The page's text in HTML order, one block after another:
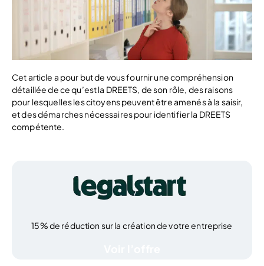
Cet article a pour but de vous fournir une compréhension
détaillée de ce qu’est la DREETS, de son rôle, des raisons
pour lesquelles les citoyens peuvent être amenés à la saisir,
et des démarches nécessaires pour identifier la DREETS
compétente.
15% de réduction sur la création de votre entreprise